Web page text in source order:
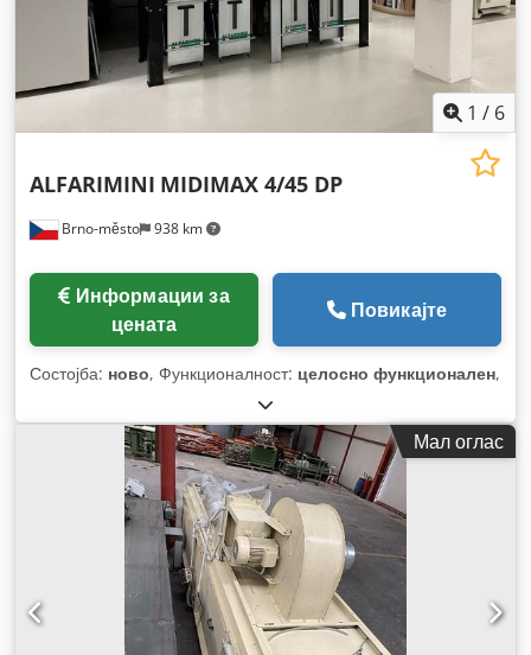
1 / 6
Brno-město 938 km
ALFARIMINI MIDIMAX 4/45 DP
цената
Повикајте
Состојба: ново, Функционалност: целосно функционален,
Мал оглас